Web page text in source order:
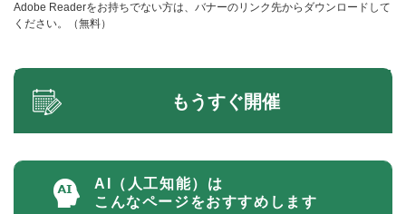
Adobe Readerをお持ちでない方は、バナーのリンク先からダウンロードして
ください。（無料）
もうすぐ開催
AI（人工知能）は
こんなページをおすすめします